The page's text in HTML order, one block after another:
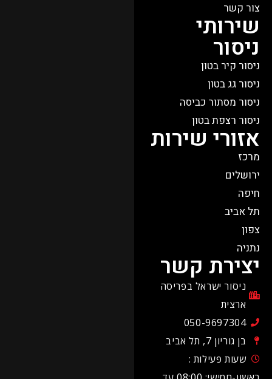
צור קשר
שירותי
ניסור
ניסור קיר בטון
ניסור גג בטון
ניסור מסתור כביסה
ניסור רצפת בטון
אזורי שירות
מרכז
ירושלים
חיפה
תל אביב
צפון
נתניה
יצירת קשר
ניסור ישראל בפריסה
ארצית
050-9697304
בן גוריון 7, תל אביב
שעות פעילות :